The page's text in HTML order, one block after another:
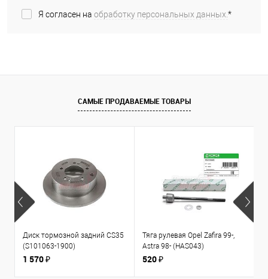
Я согласен на обработку персональных данных.*
САМЫЕ ПРОДАВАЕМЫЕ ТОВАРЫ
Диск тормозной задний CS35
(S101063-1900)
1 570 ₽
Тяга рулевая Opel Zafira 99-,
Astra 98- (HAS043)
520 ₽